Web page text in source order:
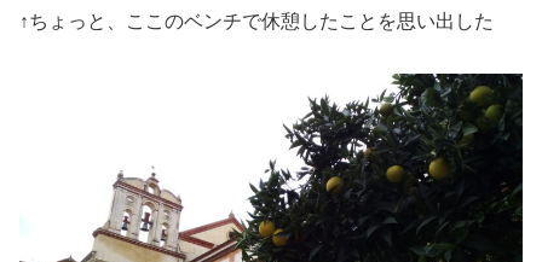
↑ちょっと、ここのベンチで休憩したことを思い出した